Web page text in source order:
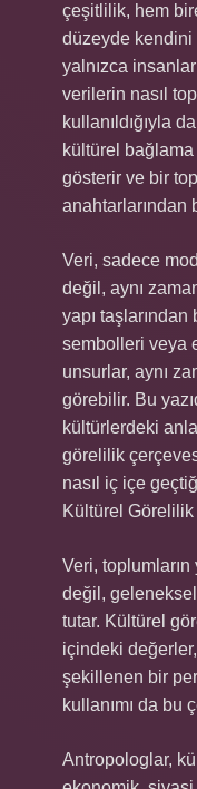
çeşitlilik, hem
düzeyde kendini
yalnızca
verilerin nasıl
kullanıldığıyla
kültürel bağlama
gösterir ve bir
anahtarlarından
Veri, sadece
değil, aynı
yapı
sembolleri veya
unsurlar, aynı
görebilir. Bu
kültürlerdeki
görelilik
nasıl iç içe
Kültürel Görelilik
Veri, toplumların
değil,
tutar. Kültürel
içindeki
şekillenen bir
kullanımı da bu
Antropologlar,